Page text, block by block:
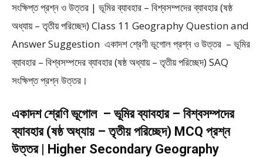
সংক্ষিপ্ত প্রশ্ন ও উত্তর | ভূমির ব্যাবহার – বিশ্বসম্পদের ব্যাবহার (ষষ্ঠ
অধ্যায় – তৃতীয় পরিচ্ছেদ) Class 11 Geography Question and
Answer Suggestion একাদশ শ্রেণী ভূগোল প্রশ্ন ও উত্তর – ভূমির
ব্যাবহার – বিশ্বসম্পদের ব্যাবহার (ষষ্ঠ অধ্যায় – তৃতীয় পরিচ্ছেদ) SAQ
সংক্ষিপ্ত প্রশ্ন উত্তর।
একাদশ শ্রেণি ভূগোল – ভূমির ব্যাবহার – বিশ্বসম্পদের
ব্যাবহার (ষষ্ঠ অধ্যায় – তৃতীয় পরিচ্ছেদ) MCQ প্রশ্ন
উত্তর | Higher Secondary Geography